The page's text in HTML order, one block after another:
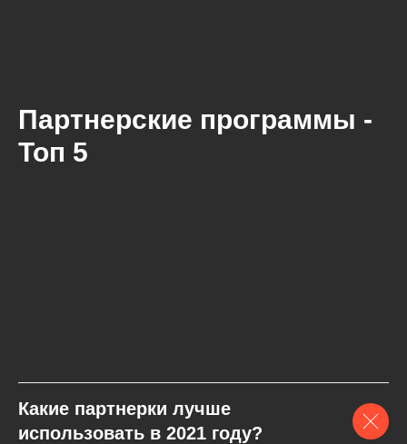
Партнерские программы -
Топ 5
Какие партнерки лучше
использовать в 2021 году?